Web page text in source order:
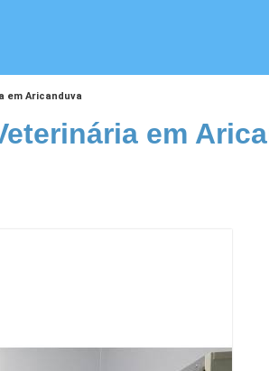
em Aricanduva
em